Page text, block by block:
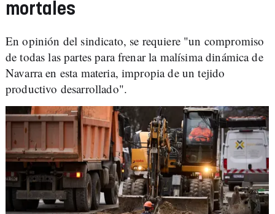
mortales
En opinión del sindicato, se requiere "un compromiso
de todas las partes para frenar la malísima dinámica de
Navarra en esta materia, impropia de un tejido
productivo desarrollado".